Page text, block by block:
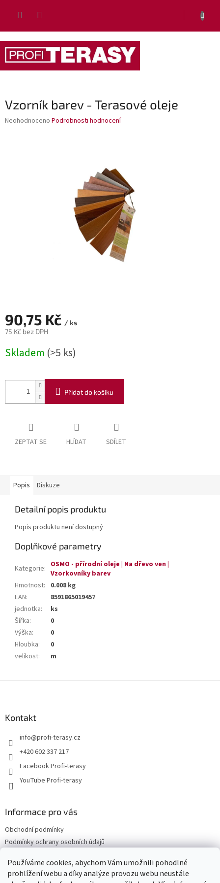
Používáme cookies, abychom Vám umožnili pohodlné
prohlížení webu a díky analýze provozu webu neustále
Vzorník barev - Terasové oleje
Průměrné
Neohodnoceno Podrobnosti hodnocení
90,75 Kč / ks
75 Kč bez DPH
cena:
Skladem (>5 ks)
Přidat do košíku
ZEPTAT SE HLÍDAT SDÍLET
Popis Diskuze
Detailní popis produktu
Popis produktu není dostupný
Doplňkové parametry
Kategorie: OSMO - přírodní oleje | Na dřevo ven |
Vzorkovníky barev
Hmotnost:
0.008 kg
EAN:
8591865019457
jednotka:
ks
Šířka:
0
Výška:
0
Hloubka:
0
velikost: m
Kontakt
info@profi-terasy.cz
+420 602 337 217
Facebook Profi-terasy
YouTube Profi-terasy
Informace pro vás
Obchodní podmínky
Podmínky ochrany osobních údajů
Vrácení zboží a reklamace
Web Profi Terasy.cz